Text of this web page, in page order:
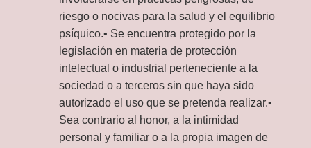
riesgo o nocivas para la salud y el equilibrio
psíquico.• Se encuentra protegido por la
legislación en materia de protección
intelectual o industrial perteneciente a la
sociedad o a terceros sin que haya sido
autorizado el uso que se pretenda realizar.•
Sea contrario al honor, a la intimidad
personal y familiar o a la propia imagen de